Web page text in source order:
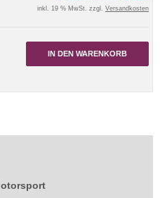
inkl. 19 % MwSt. zzgl. Versandkosten
IN DEN WARENKORB